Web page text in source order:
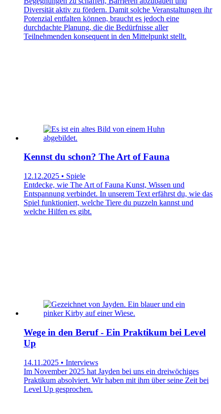
Diversität aktiv zu fördern. Damit solche Veranstaltungen ihr
Potenzial entfalten können, braucht es jedoch eine
durchdachte Planung, die die Bedürfnisse aller
Teilnehmenden konsequent in den Mittelpunkt stellt.
Kennst du schon? The Art of Fauna
12.12.2025 • Spiele
Entdecke, wie The Art of Fauna Kunst, Wissen und
Entspannung verbindet. In unserem Text erfährst du, wie das
Spiel funktioniert, welche Tiere du puzzeln kannst und
welche Hilfen es gibt.
Wege in den Beruf - Ein Praktikum bei Level
Up
14.11.2025 • Interviews
Im November 2025 hat Jayden bei uns ein dreiwöchiges
Praktikum absolviert. Wir haben mit ihm über seine Zeit bei
Level Up gesprochen.